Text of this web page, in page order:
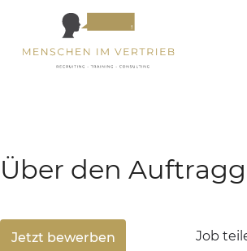
← zurück zur Homepage ←
Über den
Jetzt bewerben Job